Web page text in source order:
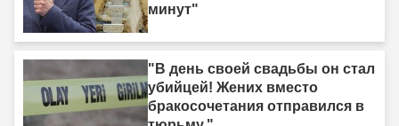
минут"
"В день своей свадьбы он стал
убийцей! Жених вместо
бракосочетания отправился в